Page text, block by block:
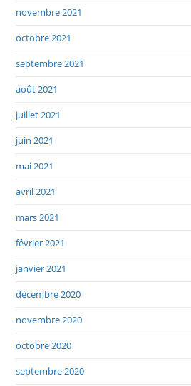
novembre 2021
octobre 2021
septembre 2021
août 2021
juillet 2021
juin 2021
mai 2021
avril 2021
mars 2021
février 2021
janvier 2021
décembre 2020
novembre 2020
octobre 2020
septembre 2020